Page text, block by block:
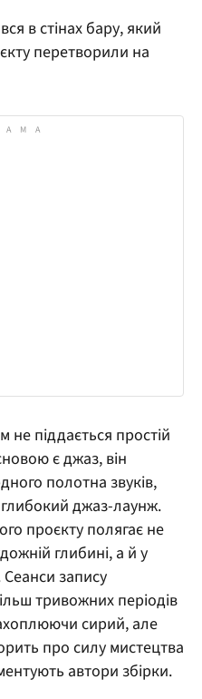
в стінах бару, який
перетворили на
не піддається простій
є джаз, він
полотна звуків,
джаз-лаунж.
проєкту полягає не
глибині, а й у
Сеанси запису
тривожних періодів
сирий, але
про силу мистецтва
автори збірки.